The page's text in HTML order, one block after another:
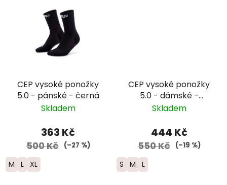
CEP vysoké ponožky
5.0 - pánské - černá
Skladem
363 Kč
500 Kč (–27 %)
M L XL
CEP vysoké ponožky
5.0 - dámské -
zelená/černá
Skladem
444 Kč
550 Kč (–19 %)
S M L